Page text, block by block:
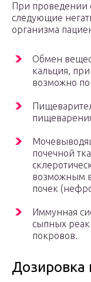
При проведении
следующие
организма
Обмен
кальция,
возможно
почечной
возможным
почек
Иммунная
сыпных
покровов.
Дозировка